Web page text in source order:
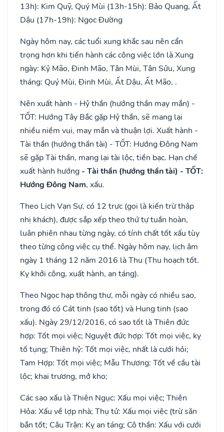
13h): Kim Quỹ, Quý Mùi (13h-15h): Bảo Quang, Ất
Dậu (17h-19h): Ngọc Đường
Ngày hôm nay, các tuổi xung khắc sau nên cẩn
trọng hơn khi tiến hành các công việc lớn là Xung
ngày: Kỷ Mão, Đinh Mão, Tân Mùi, Tân Sửu, Xung
tháng: Quý Mùi, Đinh Mùi, Ất Dậu, Ất Mão, .
Nên xuất hành - Hỷ thần (hướng thần may mắn) -
TỐT: Hướng Tây Bắc gặp Hỷ thần, sẽ mang lại
nhiều niềm vui, may mắn và thuận lợi. Xuất hành -
Tài thần (hướng thần tài) - TỐT: Hướng Đông Nam
sẽ gặp Tài thần, mang lại tài lộc, tiền bạc. Hạn chế
xuất hành hướng - Tài thần (hướng thần tài) - TỐT:
Hướng Đông Nam, xấu.
Theo Lịch Vạn Sự, có 12 trực (gọi là kiến trừ thập
nhị khách), được sắp xếp theo thứ tự tuần hoàn,
luân phiên nhau từng ngày, có tính chất tốt xấu tùy
theo từng công việc cụ thể. Ngày hôm nay, lịch âm
ngày 1 tháng 12 năm 2016 là Thu (Thu hoạch tốt.
Kỵ khởi công, xuất hành, an táng).
Theo Ngọc hạp thông thư, mỗi ngày có nhiều sao,
trong đó có Cát tinh (sao tốt) và Hung tinh (sao
xấu). Ngày 29/12/2016, có sao tốt là Thiên đức
hợp: Tốt mọi việc; Nguyệt đức hợp: Tốt mọi việc, kỵ
tố tụng; Thiên hỷ: Tốt mọi việc, nhất là cưới hỏi;
Tam Hợp: Tốt mọi việc; Mẫu Thương: Tốt về cầu tài
lộc; khai trương, mở kho;
Các sao xấu là Thiên Ngục: Xấu mọi việc; Thiên
Hỏa: Xấu về lợp nhà; Thụ tử: Xấu mọi việc (trừ săn
bắn tốt; Câu Trận: Kỵ an táng; Cô thần: Xấu với cưới